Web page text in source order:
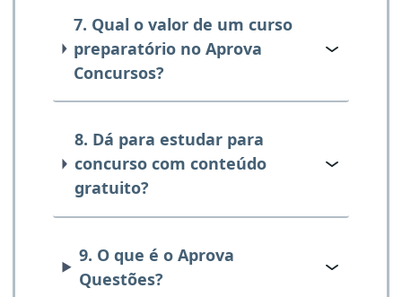
7. Qual o valor de um curso
preparatório no Aprova
Concursos?
8. Dá para estudar para
concurso com conteúdo
gratuito?
9. O que é o Aprova
Questões?